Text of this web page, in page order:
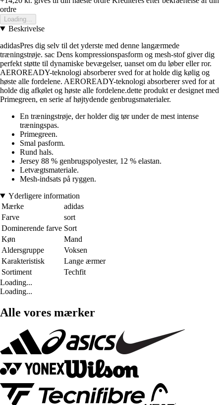
ordre
Loading...
Beskrivelse
adidasPres dig selv til det yderste med denne langærmede
træningstrøje. sac Dens kompressionspasform og mesh-stof giver dig
perfekt støtte til dynamiske bevægelser, uanset om du løber eller ror.
AEROREADY-teknologi absorberer sved for at holde dig kølig og
høste alle fordelene. AEROREADY-teknologi absorberer sved for at
holde dig afkølet og høste alle fordelene.dette produkt er designet med
Primegreen, en serie af højtydende genbrugsmaterialer.
En træningstrøje, der holder dig tør under de mest intense
træningspas.
Primegreen.
Smal pasform.
Rund hals.
Jersey 88 % genbrugspolyester, 12 % elastan.
Letvægtsmateriale.
Mesh-indsats på ryggen.
Yderligere information
Mærke
adidas
Farve
sort
Dominerende farve Sort
Køn
Mand
Aldersgruppe
Voksen
Karakteristisk
Lange ærmer
Sortiment
Techfit
Loading...
Loading...
Alle vores mærker